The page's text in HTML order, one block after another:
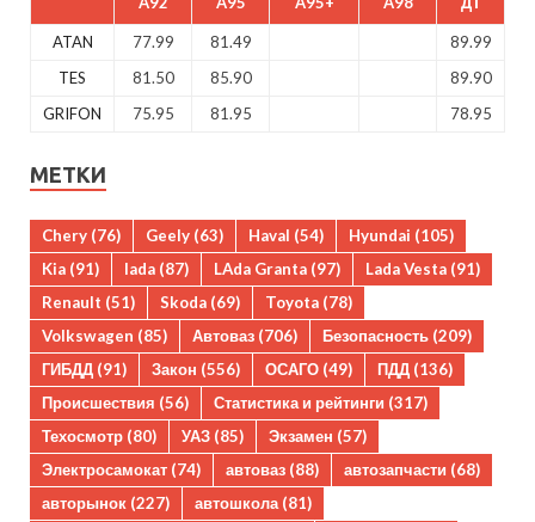
ATAN 77.99 81.49
89.99
TES
81.50 85.90
89.90
GRIFON
75.95 81.95 78.95
МЕТКИ
Chery (76) Geely (63) Haval (54) Hyundai (105)
Kia (91) lada (87) LAda Granta (97) Lada Vesta (91)
Renault (51) Skoda (69) Toyota (78)
Volkswagen (85) Автоваз (706) Безопасность (209)
ГИБДД (91) Закон (556) ОСАГО (49) ПДД (136)
Происшествия (56) Статистика и рейтинги (317)
Техосмотр (80) УАЗ (85) Экзамен (57)
Электросамокат (74) автоваз (88) автозапчасти (68)
авторынок (227) автошкола(81)